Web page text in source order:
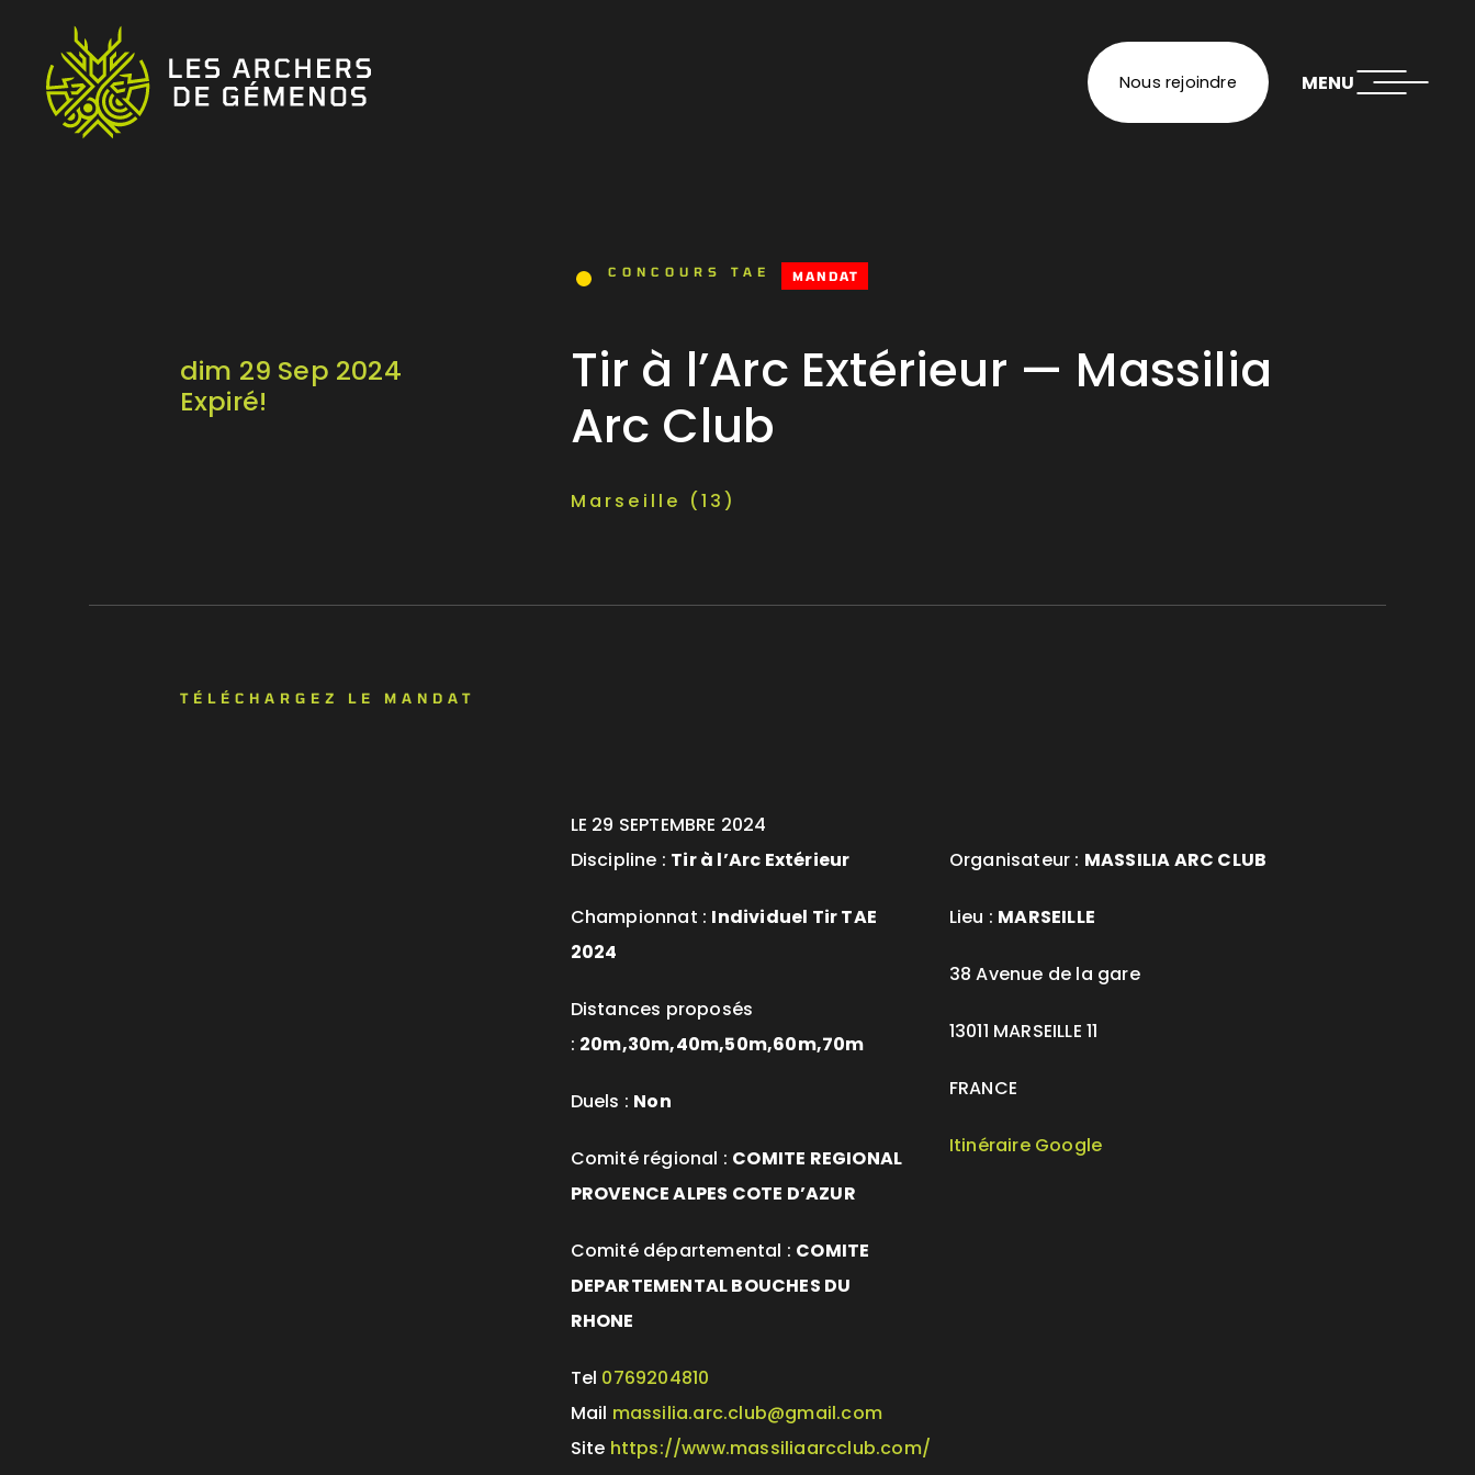
Nous rejoindre MENU
CONCOURS TAE MANDAT
dim 29 Sep 2024
Expiré!
Tir à l’Arc Extérieur — Massilia
Arc Club
Marseille (13)
TÉLÉCHARGEZ LE MANDAT
LE 29 SEPTEMBRE 2024
Discipline : Tir à l’Arc Extérieur
Championnat : Individuel Tir TAE
2024
Distances proposés
: 20m,30m,40m,50m,60m,70m
Duels : Non
Comité régional : COMITE REGIONAL
PROVENCE ALPES COTE D’AZUR
Comité départemental : COMITE
DEPARTEMENTAL BOUCHES DU
RHONE
Organisateur : MASSILIA ARC CLUB
Lieu : MARSEILLE
38 Avenue de la gare
13011 MARSEILLE 11
FRANCE
Itinéraire Google
Tel 0769204810
Mail massilia.arc.club@gmail.com
Site https://www.massiliaarcclub.com/